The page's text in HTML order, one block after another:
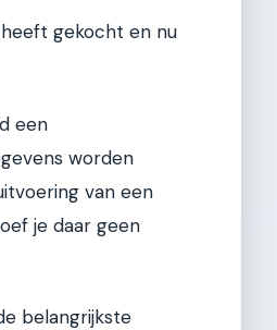
gekocht en nu
een
worden
van een
je daar geen
belangrijkste